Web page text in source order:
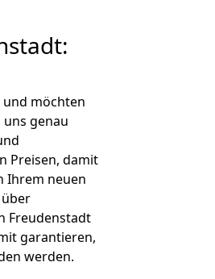
und möchten
uns genau
Preisen, damit
Ihrem neuen
Freudenstadt
garantieren,
werden.